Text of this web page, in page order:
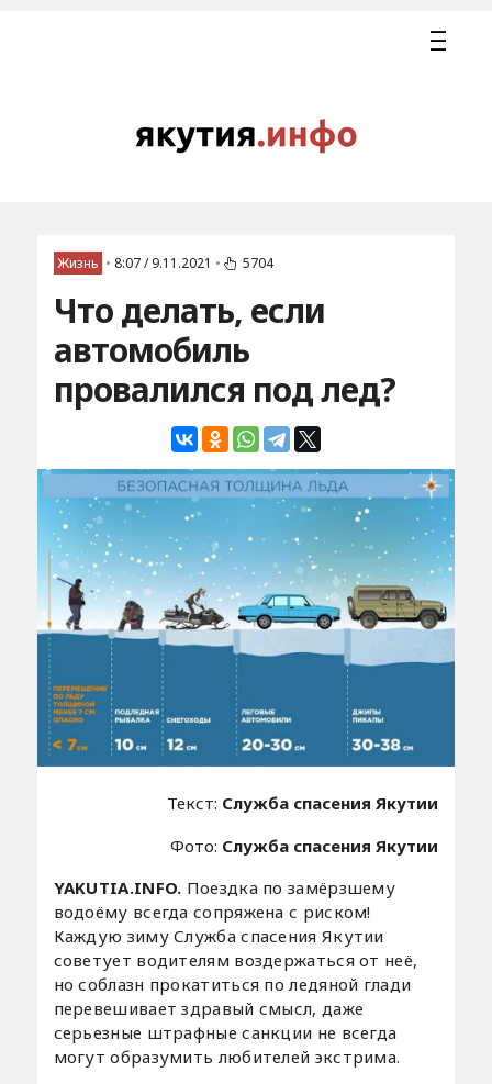
Жизнь • 8:07 / 9.11.2021 • 5704
Что делать, если
автомобиль
провалился под лед?
Текст: Служба спасения Якутии
Фото: Служба спасения Якутии
YAKUTIA.INFO. Поездка по замёрзшему
водоёму всегда сопряжена с риском!
Каждую зиму Служба спасения Якутии
советует водителям воздержаться от неё,
но соблазн прокатиться по ледяной глади
перевешивает здравый смысл, даже
серьезные штрафные санкции не всегда
могут образумить любителей экстрима.